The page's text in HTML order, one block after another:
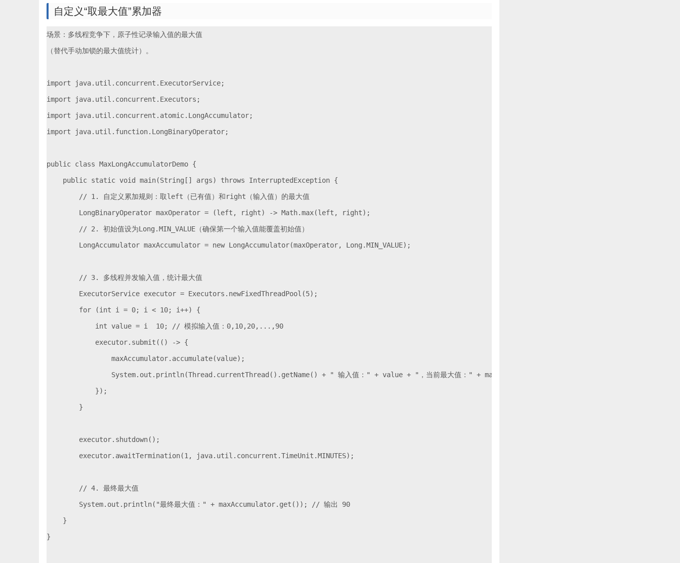
自定义“取最大值”累加器
场景：多线程竞争下，原子性记录输入值的最大值
（替代手动加锁的最大值统计）。
import java.util.concurrent.ExecutorService;
import java.util.concurrent.Executors;
import java.util.concurrent.atomic.LongAccumulator;
import java.util.function.LongBinaryOperator;
public class MaxLongAccumulatorDemo {
    public static void main(String[] args) throws InterruptedException {
        // 1. 自定义累加规则：取left（已有值）和right（输入值）的最大值
        LongBinaryOperator maxOperator = (left, right) -> Math.max(left, right);
        // 2. 初始值设为Long.MIN_VALUE（确保第一个输入值能覆盖初始值）
        LongAccumulator maxAccumulator = new LongAccumulator(maxOperator, Long.MIN_VALUE);
        // 3. 多线程并发输入值，统计最大值
        ExecutorService executor = Executors.newFixedThreadPool(5);
        for (int i = 0; i < 10; i++) {
            int value = i  10; // 模拟输入值：0,10,20,...,90
            executor.submit(() -> {
                maxAccumulator.accumulate(value);
                System.out.println(Thread.currentThread().getName() + " 输入值：" + value + "，当前最大值：" + maxAccumulator.get());
            });
        }
        executor.shutdown();
        executor.awaitTermination(1, java.util.concurrent.TimeUnit.MINUTES);
        // 4. 最终最大值
        System.out.println("最终最大值：" + maxAccumulator.get()); // 输出 90
    }
}